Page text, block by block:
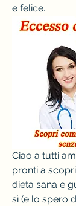
e felice.
Ciao a tutti
pronti a
dieta sana e
sì (e lo spero